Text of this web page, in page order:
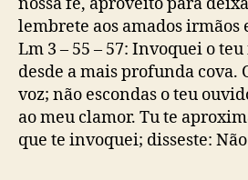
lembrete aos amados irmãos
Lm 3 – 55 – 57: Invoquei o teu
desde a mais profunda cova.
voz; não escondas o teu
ao meu clamor. Tu te
que te invoquei; disseste: